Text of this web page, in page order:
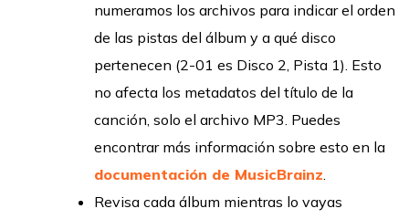
numeramos los archivos para indicar el orden
de las pistas del álbum y a qué disco
pertenecen (2-01 es Disco 2, Pista 1). Esto
no afecta los metadatos del título de la
canción, solo el archivo MP3. Puedes
encontrar más información sobre esto en la
documentación de MusicBrainz.
Revisa cada álbum mientras lo vayas